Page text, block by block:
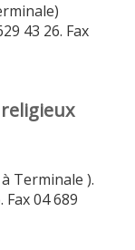
43 26. Fax
religieux
Terminale ).
04 689